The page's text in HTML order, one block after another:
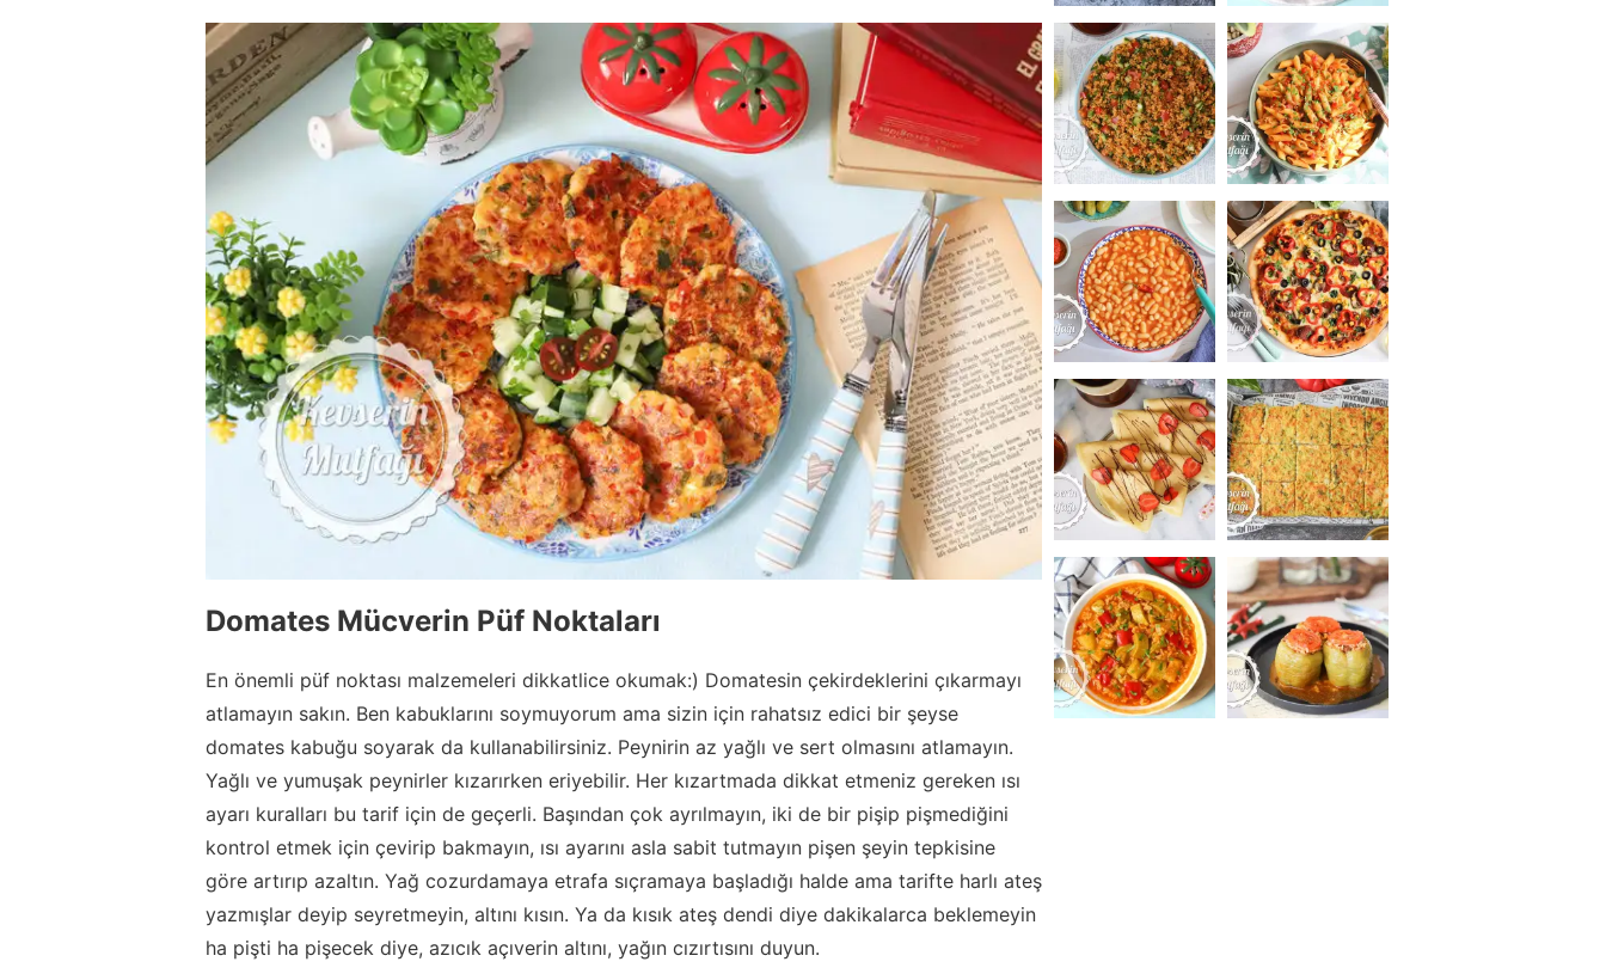
Domates Mücverin Püf Noktaları
En önemli püf noktası malzemeleri dikkatlice okumak:) Domatesin çekirdeklerini çıkarmayı
atlamayın sakın. Ben kabuklarını soymuyorum ama sizin için rahatsız edici bir şeyse
domates kabuğu soyarak da kullanabilirsiniz. Peynirin az yağlı ve sert olmasını atlamayın.
Yağlı ve yumuşak peynirler kızarırken eriyebilir. Her kızartmada dikkat etmeniz gereken ısı
ayarı kuralları bu tarif için de geçerli. Başından çok ayrılmayın, iki de bir pişip pişmediğini
kontrol etmek için çevirip bakmayın, ısı ayarını asla sabit tutmayın pişen şeyin tepkisine
göre artırıp azaltın. Yağ cozurdamaya etrafa sıçramaya başladığı halde ama tarifte harlı ateş
yazmışlar deyip seyretmeyin, altını kısın. Ya da kısık ateş dendi diye dakikalarca beklemeyin
ha pişti ha pişecek diye, azıcık açıverin altını, yağın cızırtısını duyun.